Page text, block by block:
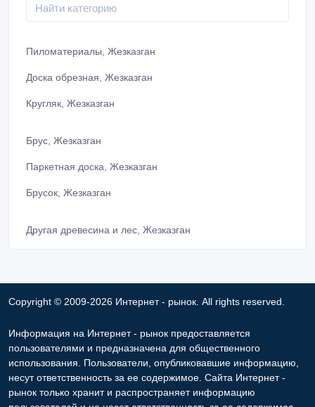
Пиломатериалы, Жезказган
Доска обрезная, Жезказган
Кругляк, Жезказган
Брус, Жезказган
Паркетная доска, Жезказган
Брусок, Жезказган
Другая древесина и лес, Жезказган
Copyright © 2009-2026 Интернет - рынок. All rights reserved.
Информация на Интернет - рынок предоставляется
пользователями и предназначена для общественного
использования. Пользователи, опубликовавшие информацию,
несут ответственность за ее содержимое. Сайта Интернет -
рынок только хранит и распространяет информацию